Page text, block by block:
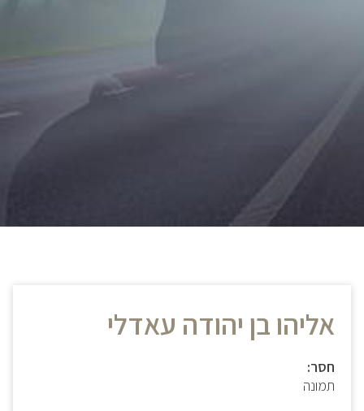
אליהו בן יהודה עאדלי
חסר:
תמונה